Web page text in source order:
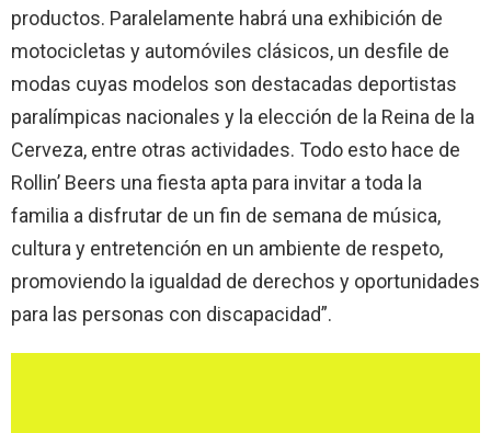
productos. Paralelamente habrá una exhibición de
motocicletas y automóviles clásicos, un desfile de
modas cuyas modelos son destacadas deportistas
paralímpicas nacionales y la elección de la Reina de la
Cerveza, entre otras actividades. Todo esto hace de
Rollin’ Beers una fiesta apta para invitar a toda la
familia a disfrutar de un fin de semana de música,
cultura y entretención en un ambiente de respeto,
promoviendo la igualdad de derechos y oportunidades
para las personas con discapacidad”.